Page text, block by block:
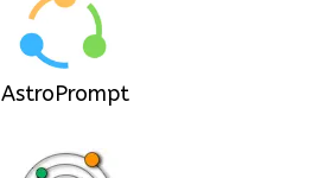
AstroPrompt